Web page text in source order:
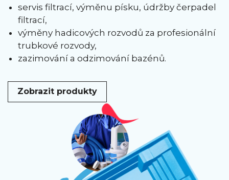
servis filtrací, výměnu písku, údržby čerpadel
filtrací,
výměny hadicových rozvodů za profesionální
trubkové rozvody,
zazimování a odzimování bazénů.
Zobrazit produkty